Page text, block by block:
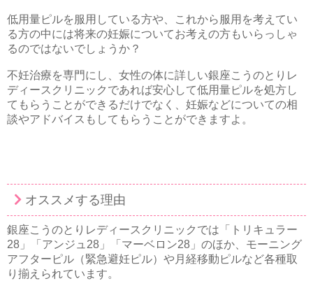
低用量ピルを服用している方や、これから服用を考えてい
る方の中には将来の妊娠についてお考えの方もいらっしゃ
るのではないでしょうか？
不妊治療を専門にし、女性の体に詳しい銀座こうのとりレ
ディースクリニックであれば安心して低用量ピルを処方し
てもらうことができるだけでなく、妊娠などについての相
談やアドバイスもしてもらうことができますよ。
オススメする理由
銀座こうのとりレディースクリニックでは「トリキュラー
28」「アンジュ28」「マーベロン28」のほか、モーニング
アフターピル（緊急避妊ピル）や月経移動ピルなど各種取
り揃えられています。